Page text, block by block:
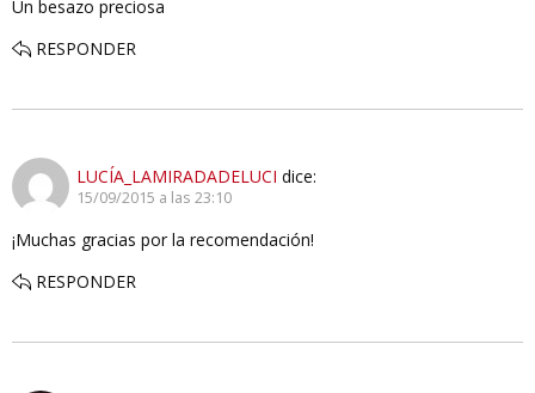
Un besazo preciosa
RESPONDER
LUCÍA_LAMIRADADELUCI dice:
15/09/2015 a las 23:10
¡Muchas gracias por la recomendación!
RESPONDER